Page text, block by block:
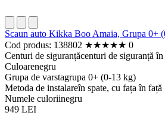
Scaun auto Kikka Boo Amaia, Grupa 0+
Cod produs: 138802 ★★★★★ 0
Centuri de siguranțăcenturi de siguranță
Culoarenegru
Grupa de varstagrupa 0+ (0-13 kg)
Metoda de instalareîn spate, cu fața în față
Numele culoriinegru
949 LEI